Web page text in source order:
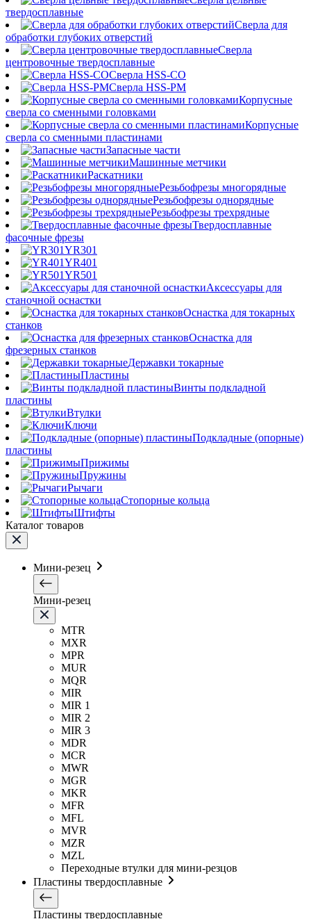
твердосплавные
Сверла для
обработки глубоких отверстий
Сверла
центровочные твердосплавные
Сверла HSS-CO
Сверла HSS-PM
Корпусные
сверла со сменными головками
Корпусные
сверла со сменными пластинами
Запасные части
Машинные метчики
Раскатники
Резьбофрезы многорядные
Резьбофрезы однорядные
Резьбофрезы трехрядные
Твердосплавные
фасочные фрезы
YR301
YR401
YR501
Аксессуары для
станочной оснастки
Оснастка для токарных
станков
Оснастка для
фрезерных станков
Державки токарные
Пластины
Винты подкладной
пластины
Втулки
Ключи
Подкладные (опорные)
пластины
Прижимы
Пружины
Рычаги
Стопорные кольца
Штифты
Каталог товаров
Мини-резец
Мини-резец
MTR
MXR
MPR
MUR
MQR
MIR
MIR 1
MIR 2
MIR 3
MDR
MCR
MWR
MGR
MKR
MFR
MFL
MVR
MZR
MZL
Переходные втулки для мини-резцов
Пластины твердосплавные
Пластины твердосплавные